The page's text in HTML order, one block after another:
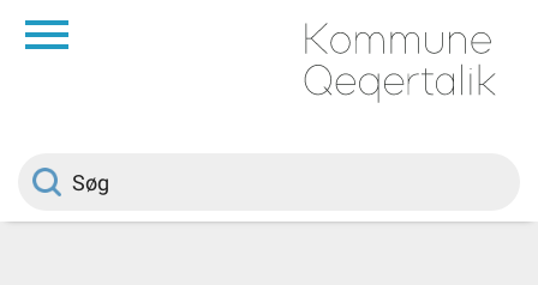
Borger